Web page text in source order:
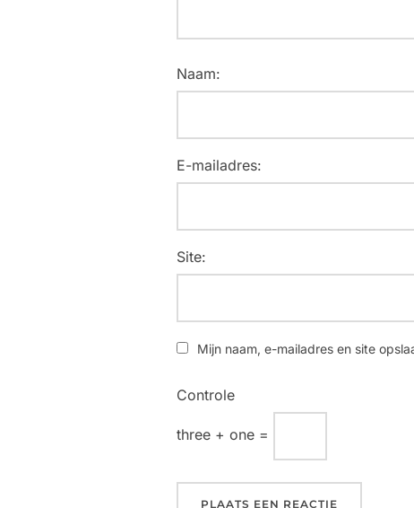
Naam:
E-mailadres:
Site:
Mijn naam, e-mailadres en site
Controle
three + one =